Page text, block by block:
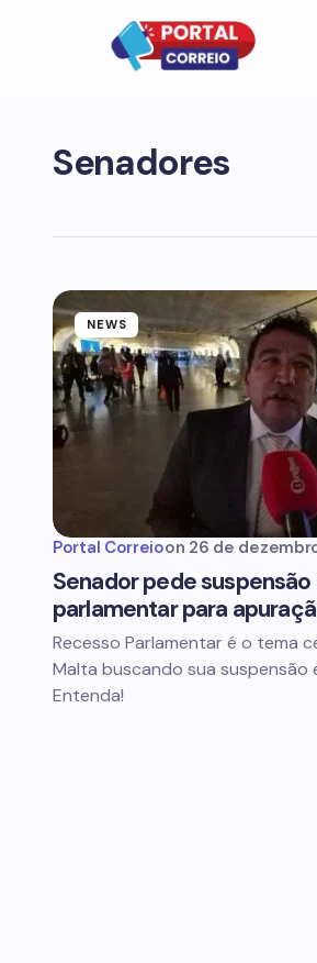
Senadores
NEWS
Portal Correioon 26 de
Senador pede
parlamentar para
Recesso Parlamentar é o tema
Malta buscando sua suspensão
Entenda!